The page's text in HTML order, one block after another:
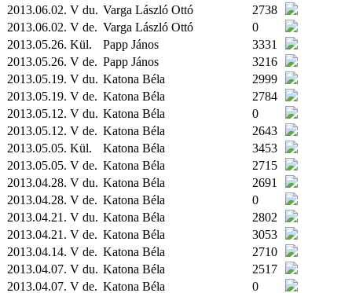
2013.06.02. V du. Varga László Ottó
2738
2013.06.02. V de. Varga László Ottó
0
2013.05.26. Kül. Papp János
3331
2013.05.26. V de. Papp János
3216
2013.05.19. V du. Katona Béla
2999
2013.05.19. V de. Katona Béla
2784
2013.05.12. V du. Katona Béla
0
2013.05.12. V de. Katona Béla
2643
2013.05.05. Kül. Katona Béla
3453
2013.05.05. V de. Katona Béla
2715
2013.04.28. V du. Katona Béla
2691
2013.04.28. V de. Katona Béla
0
2013.04.21. V du. Katona Béla
2802
2013.04.21. V de. Katona Béla
3053
2013.04.14. V de. Katona Béla
2710
2013.04.07. V du. Katona Béla
2517
2013.04.07. V de. Katona Béla
0